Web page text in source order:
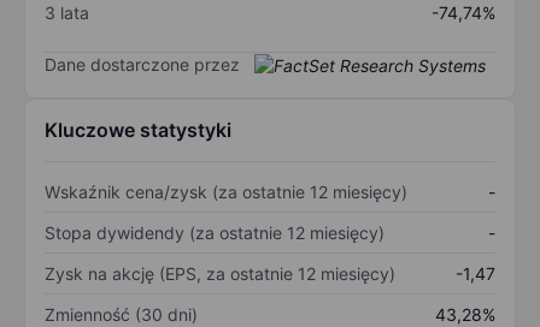
3 lata
-74,74%
Dane dostarczone przez
Kluczowe statystyki
Wskaźnik cena/zysk (za ostatnie 12 miesięcy)
-
Stopa dywidendy (za ostatnie 12 miesięcy)
-
Zysk na akcję (EPS, za ostatnie 12 miesięcy)
-1,47
Zmienność (30 dni)
43,28%